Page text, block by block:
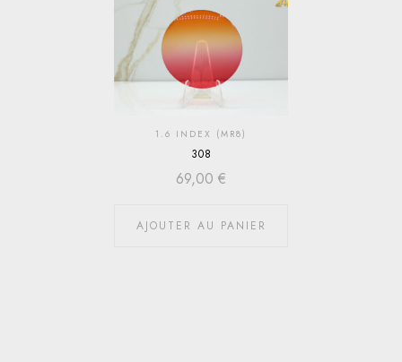
1.6 INDEX (MR8)
308
69,00 €
AJOUTER AU PANIER